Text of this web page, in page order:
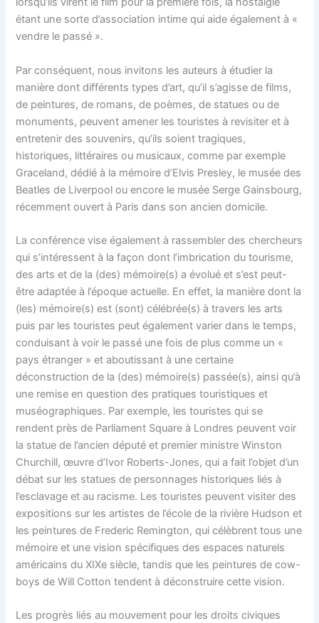
étant une sorte d’association intime qui aide également à «
vendre le passé ».
Par conséquent, nous invitons les auteurs à étudier la
manière dont différents types d’art, qu’il s’agisse de films,
de peintures, de romans, de poèmes, de statues ou de
monuments, peuvent amener les touristes à revisiter et à
entretenir des souvenirs, qu’ils soient tragiques,
historiques, littéraires ou musicaux, comme par exemple
Graceland, dédié à la mémoire d’Elvis Presley, le musée des
Beatles de Liverpool ou encore le musée Serge Gainsbourg,
récemment ouvert à Paris dans son ancien domicile.
La conférence vise également à rassembler des chercheurs
qui s’intéressent à la façon dont l’imbrication du tourisme,
des arts et de la (des) mémoire(s) a évolué et s’est peut-
être adaptée à l’époque actuelle. En effet, la manière dont la
(les) mémoire(s) est (sont) célébrée(s) à travers les arts
puis par les touristes peut également varier dans le temps,
conduisant à voir le passé une fois de plus comme un «
pays étranger » et aboutissant à une certaine
déconstruction de la (des) mémoire(s) passée(s), ainsi qu’à
une remise en question des pratiques touristiques et
muséographiques. Par exemple, les touristes qui se
rendent près de Parliament Square à Londres peuvent voir
la statue de l’ancien député et premier ministre Winston
Churchill, œuvre d’Ivor Roberts-Jones, qui a fait l’objet d’un
débat sur les statues de personnages historiques liés à
l’esclavage et au racisme. Les touristes peuvent visiter des
expositions sur les artistes de l’école de la rivière Hudson et
les peintures de Frederic Remington, qui célèbrent tous une
mémoire et une vision spécifiques des espaces naturels
américains du XIXe siècle, tandis que les peintures de cow-
boys de Will Cotton tendent à déconstruire cette vision.
Les progrès liés au mouvement pour les droits civiques